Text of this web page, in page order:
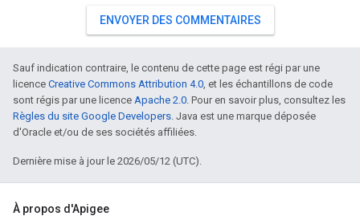
ENVOYER DES COMMENTAIRES
Sauf indication contraire, le contenu de cette page est régi par une
licence Creative Commons Attribution 4.0 , et les échantillons de code
sont régis par une licence Apache 2.0 . Pour en savoir plus, consultez les
Règles du site Google Developers . Java est une marque déposée
d'Oracle et/ou de ses sociétés affiliées.
Dernière mise à jour le 2026/05/12 (UTC).
À propos d'Apigee